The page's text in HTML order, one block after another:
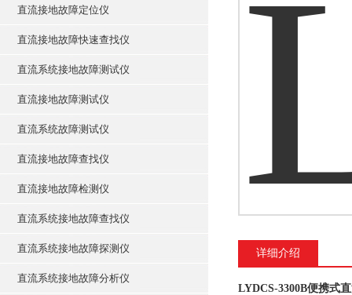
直流接地故障定位仪
直流接地故障快速查找仪
直流系统接地故障测试仪
直流接地故障测试仪
直流系统故障测试仪
直流接地故障查找仪
直流接地故障检测仪
直流系统接地故障查找仪
直流系统接地故障探测仪
直流系统接地故障分析仪
详细介绍
LYDCS-3300B便携式